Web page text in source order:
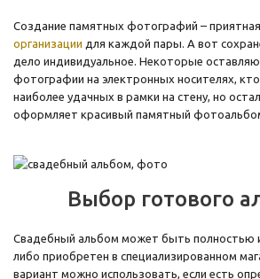
Создание памятных фотографий – приятная
организации для каждой пары. А вот
дело индивидуальное. Некоторые
фотографии на электронных носителях,
наиболее удачных в рамки на стену, но
оформляет красивый памятный
Выбор готового
Свадебный альбом может быть полностью
либо приобретен в специализированном
вариант можно использовать, если есть